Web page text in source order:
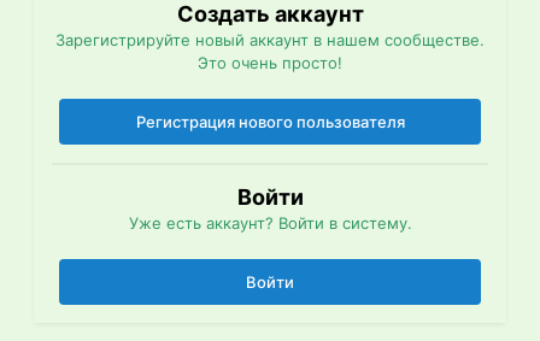
Создать аккаунт
Зарегистрируйте новый аккаунт в нашем сообществе.
Это очень просто!
Регистрация нового пользователя
Войти
Уже есть аккаунт? Войти в систему.
Войти